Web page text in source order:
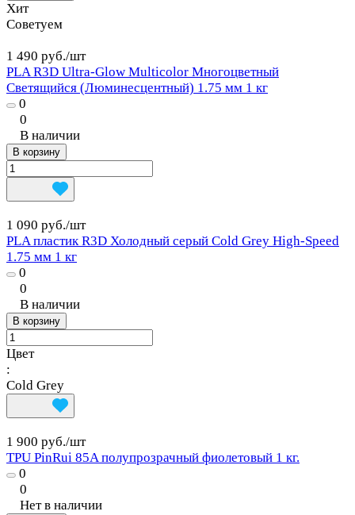
Хит
Советуем
1 490 руб./шт
PLA R3D Ultra-Glow Multicolor Многоцветный
Светящийся (Люминесцентный) 1.75 мм 1 кг
0
0
В наличии
В корзину
1 090 руб./шт
PLA пластик R3D Холодный серый Cold Grey High-Speed
1.75 мм 1 кг
0
0
В наличии
В корзину
Цвет
:
Cold Grey
1 900 руб./шт
TPU PinRui 85A полупрозрачный фиолетовый 1 кг.
0
0
Нет в наличии